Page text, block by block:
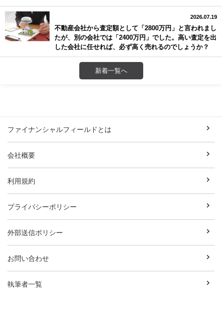
2026.07.19
不動産会社から査定額として「2800万円」と言われまし
たが、別の会社では「2400万円」でした。高い査定を出
した会社に任せれば、必ず高く売れるのでしょうか？
新着一覧へ
ファイナンシャルフィールドとは
会社概要
利用規約
プライバシーポリシー
外部送信ポリシー
お問い合わせ
執筆者一覧